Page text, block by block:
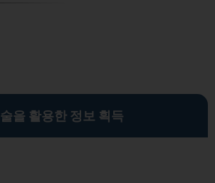
을 활용한 정보 획득